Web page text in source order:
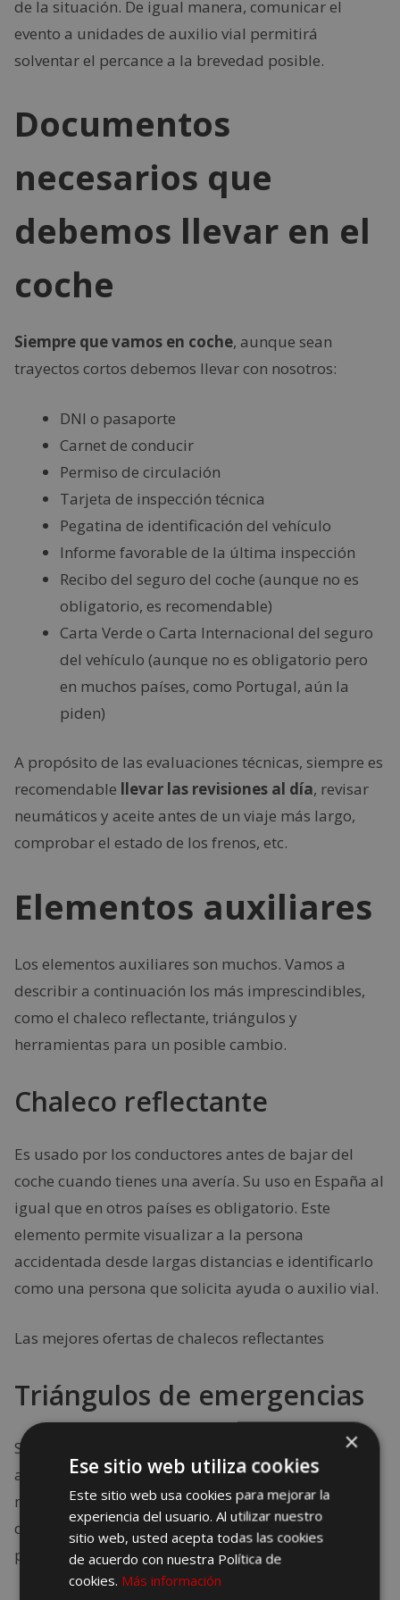
de la situación. De igual manera, comunicar el
evento a unidades de auxilio vial permitirá
solventar el percance a la brevedad posible.
Documentos
necesarios que
debemos llevar en el
coche
Siempre que vamos en coche, aunque sean
trayectos cortos debemos llevar con nosotros:
DNI o pasaporte
Carnet de conducir
Permiso de circulación
Tarjeta de inspección técnica
Pegatina de identificación del vehículo
Informe favorable de la última inspección
Recibo del seguro del coche (aunque no es
obligatorio, es recomendable)
Carta Verde o Carta Internacional del seguro
del vehículo (aunque no es obligatorio pero
en muchos países, como Portugal, aún la
piden)
A propósito de las evaluaciones técnicas, siempre es
recomendable llevar las revisiones al día, revisar
neumáticos y aceite antes de un viaje más largo,
comprobar el estado de los frenos, etc.
Elementos auxiliares
Los elementos auxiliares son muchos. Vamos a
describir a continuación los más imprescindibles,
como el chaleco reflectante, triángulos y
herramientas para un posible cambio.
Chaleco reflectante
Es usado por los conductores antes de bajar del
coche cuando tienes una avería. Su uso en España al
igual que en otros países es obligatorio. Este
elemento permite visualizar a la persona
accidentada desde largas distancias e identificarlo
como una persona que solicita ayuda o auxilio vial.
Las mejores ofertas de chalecos reflectantes
Triángulos de emergencias
Son de carácter obligatorio en caso de algún fallo o
avería. Se sugiere contar con dos unidades, de
manera que se coloque uno en la parte delantera
del vehículo accidentado o averiado y otro en la
parte trasera.
×
Ese sitio web utiliza cookies
Este sitio web usa cookies para mejorar la
experiencia del usuario. Al utilizar nuestro
sitio web, usted acepta todas las cookies
de acuerdo con nuestra Política de
cookies. Más información